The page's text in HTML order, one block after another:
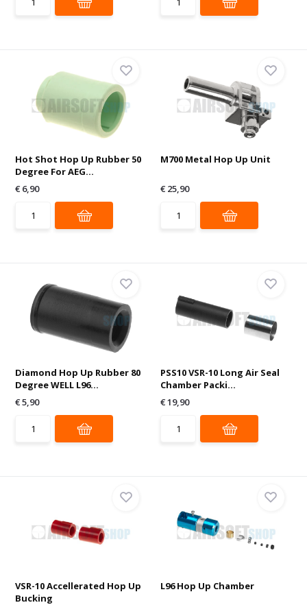
Hot Shot Hop Up Rubber 50
Degree For AEG...
€ 6,90
M700 Metal Hop Up Unit
€ 25,90
Diamond Hop Up Rubber 80
Degree WELL L96...
€ 5,90
PSS10 VSR-10 Long Air Seal
Chamber Packi...
€ 19,90
VSR-10 Accellerated Hop Up
Bucking
L96 Hop Up Chamber